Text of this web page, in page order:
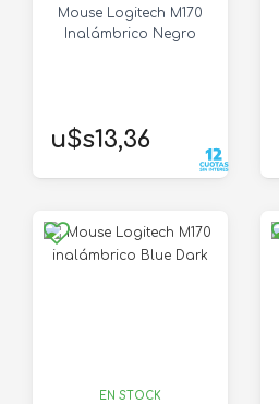
Mouse Logitech M170
Inalámbrico Negro
u$s13,36
EN STOCK